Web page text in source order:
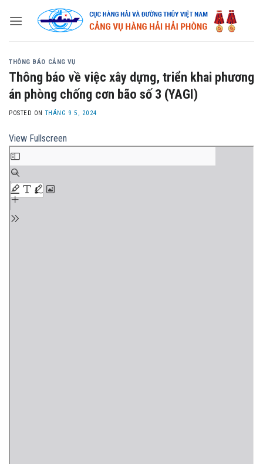
THÔNG BÁO CẢNG VỤ
Thông báo về việc xây dựng, triển khai phương
án phòng chống cơn bão số 3 (YAGI)
POSTED ON THÁNG 9 5, 2024
View Fullscreen
Skip
to
PDF
content